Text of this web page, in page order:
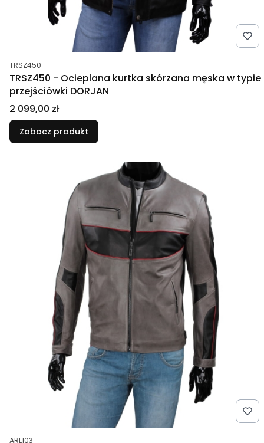
Kod produktu
TRSZ450
TRSZ450 - Ocieplana kurtka skórzana męska w typie
przejściówki DORJAN
Cena
2 099,00 zł
Zobacz produkt
Kod produktu
ARL103